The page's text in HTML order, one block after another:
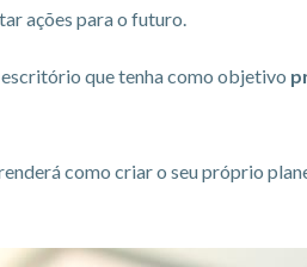
ações para o futuro.
que tenha como objetivo
como criar o seu próprio